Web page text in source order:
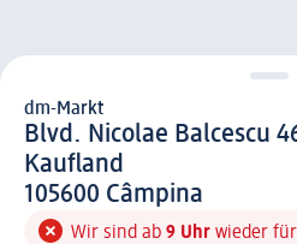
d m-Markt
dm-Markt
Blvd. Nicolae Balcescu
Kaufland
1 0 5 6 0 0
105600 Câmpina
Wir sind ab 9 Uhr wieder